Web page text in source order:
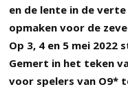
en de lente in de
opmaken voor de
Op 3, 4 en 5 mei
Gemert in het teken
voor spelers van O9*